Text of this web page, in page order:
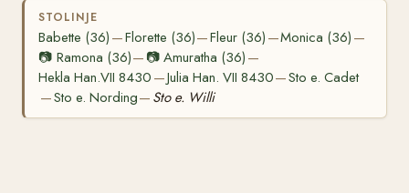
STOLINJE
Babette (36) —Florette (36)—Fleur (36) —Monica (36) —
📷 Ramona (36)— 📷Amuratha (36) —
Hekla Han.VII 8430 —Julia Han. VII 8430—Sto e. Cadet
—Sto e. Nording— Sto e. Willi